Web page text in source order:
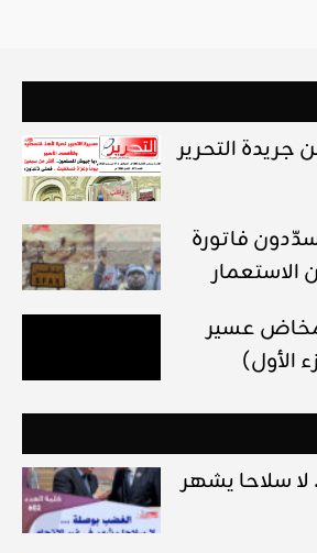
فاتورة
الاستعمار
عسير
الأول)
سلاحا يشهر